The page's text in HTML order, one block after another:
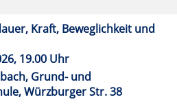
Kraft, Beweglichkeit und
19.00 Uhr
Grund- und
Würzburger Str. 38